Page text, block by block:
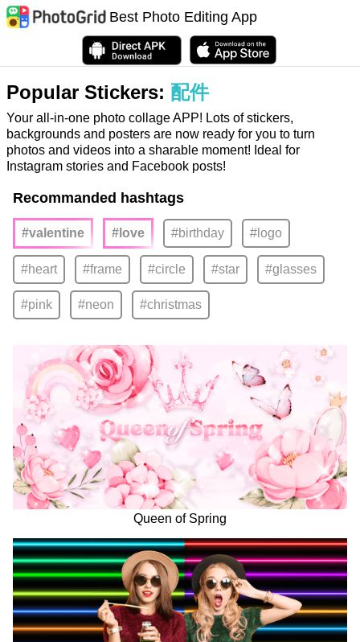
Best Photo Editing App
Popular Stickers: 配件
Your all-in-one photo collage APP! Lots of stickers,
backgrounds and posters are now ready for you to turn
photos and videos into a sharable moment! Ideal for
Instagram stories and Facebook posts!
Recommanded hashtags
#valentine #love #birthday #logo
#heart #frame #circle #star #glasses
#pink #neon #christmas
Queen of Spring